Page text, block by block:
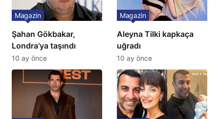
Şahan Gökbakar,
Londra’ya taşındı
Magazin
10 ay önce
Aleyna Tilki kapkaça
uğradı
Magazin
10 ay önce